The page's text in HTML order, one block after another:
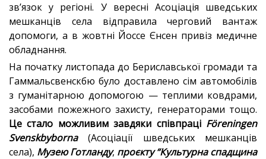
зв’язок у регіоні. У вересні Асоціація шведських
мешканців села відправила черговий вантаж
допомоги, а в жовтні Йоссе Єнсен привіз медичне
обладнання.
На початку листопада до Бериславської громади та
Гаммальсвенскбю було доставлено сім автомобілів
з гуманітарною допомогою — теплими ковдрами,
засобами пожежного захисту, генераторами тощо.
Це стало можливим завдяки співпраці Föreningen
Svenskbyborna(Асоціації шведських мешканців
села), Музею Готланду, проєкту “Культурна спадщина